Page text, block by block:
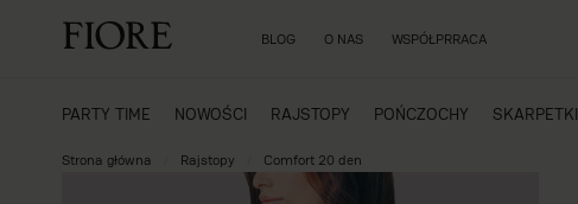
BLOG O NAS WSPÓŁPRRACA
PARTY TIME NOWOŚCI RAJSTOPY POŃCZOCHY SKARPETKI
Strona główna Rajstopy Comfort 20 den